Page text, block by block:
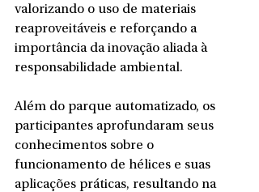
valorizando o uso de materiais
reaproveitáveis e reforçando a
importância da inovação aliada à
responsabilidade ambiental.
Além do parque automatizado, os
participantes aprofundaram seus
conhecimentos sobre o
funcionamento de hélices e suas
aplicações práticas, resultando na